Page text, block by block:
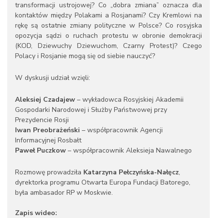
transformacji ustrojowej? Co „dobra zmiana” oznacza dla
kontaktów między Polakami a Rosjanami? Czy Kremlowi na
rękę są ostatnie zmiany polityczne w Polsce? Co rosyjska
opozycja sądzi o ruchach protestu w obronie demokracji
(KOD, Dziewuchy Dziewuchom, Czarny Protest)? Czego
Polacy i Rosjanie mogą się od siebie nauczyć?
W dyskusji udział wzięli:
Aleksiej Czadajew – wykładowca Rosyjskiej Akademii
Gospodarki Narodowej i Służby Państwowej przy
Prezydencie Rosji
Iwan Preobrażeński – współpracownik Agencji
Informacyjnej Rosbałt
Paweł Puczkow – współpracownik Aleksieja Nawalnego
Rozmowę prowadziła Katarzyna Pełczyńska-Nałęcz,
dyrektorka programu Otwarta Europa Fundacji Batorego,
była ambasador RP w Moskwie.
Zapis wideo: